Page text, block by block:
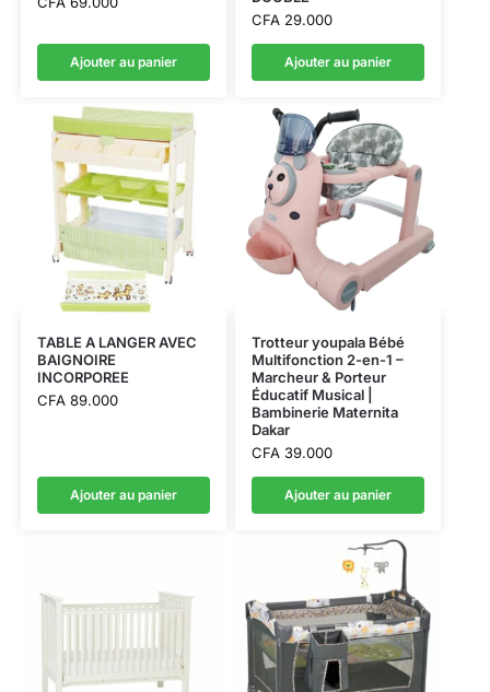
Ajouter au panier
CFA29.000
Ajouter au panier
TABLE A LANGER AVEC
BAIGNOIRE
INCORPOREE
CFA89.000
Ajouter au panier
Trotteur youpala Bébé
Multifonction 2-en-1 –
Marcheur & Porteur
Éducatif Musical |
Bambinerie Maternita
Dakar
CFA39.000
Ajouter au panier